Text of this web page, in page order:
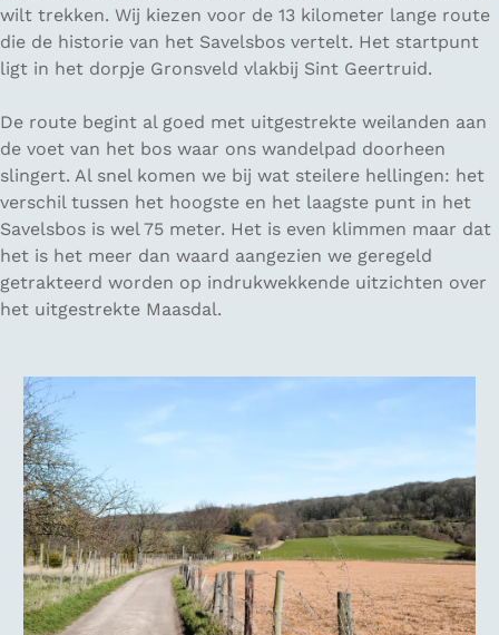
wilt trekken. Wij kiezen voor de 13 kilometer lange route
die de historie van het Savelsbos vertelt. Het startpunt
ligt in het dorpje Gronsveld vlakbij Sint Geertruid.
De route begint al goed met uitgestrekte weilanden aan
de voet van het bos waar ons wandelpad doorheen
slingert. Al snel komen we bij wat steilere hellingen: het
verschil tussen het hoogste en het laagste punt in het
Savelsbos is wel 75 meter. Het is even klimmen maar dat
het is het meer dan waard aangezien we geregeld
getrakteerd worden op indrukwekkende uitzichten over
het uitgestrekte Maasdal.